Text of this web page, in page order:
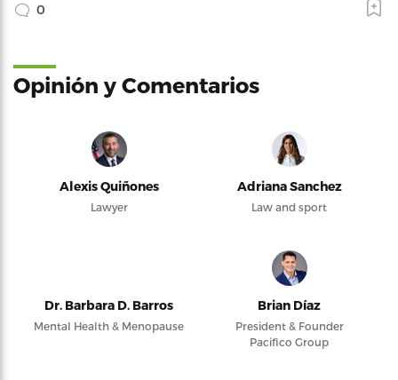
0
Opinión y Comentarios
Alexis Quiñones
Lawyer
Adriana Sanchez
Law and sport
Dr. Barbara D. Barros
Mental Health & Menopause
Brian Díaz
President & Founder
Pacifico Group